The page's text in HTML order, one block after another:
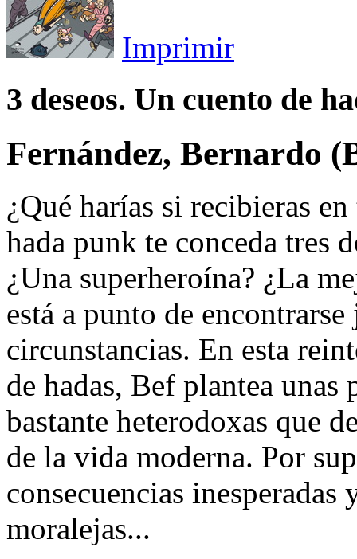
Imprimir
3 deseos. Un cuento de
Fernández, Bernardo
¿Qué harías si recibieras
hada punk te conceda tres
¿Una superheroína? ¿La
está a punto de encontrarse
circunstancias. En esta
de hadas, Bef plantea
bastante heterodoxas que
de la vida moderna. Por
consecuencias
moralejas...